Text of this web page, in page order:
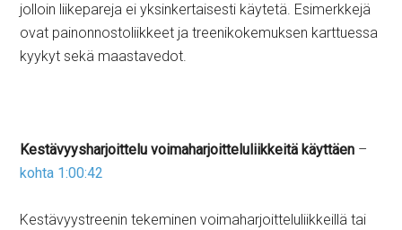
jolloin liikepareja ei yksinkertaisesti käytetä. Esimerkkejä
ovat painonnostoliikkeet ja treenikokemuksen karttuessa
kyykyt sekä maastavedot.
Kestävyysharjoittelu voimaharjoitteluliikkeitä käyttäen –
kohta 1:00:42
Kestävyystreenin tekeminen voimaharjoitteluliikkeillä tai